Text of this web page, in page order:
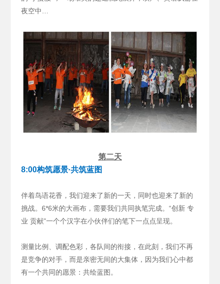
夜空中…
第二天
8:00构筑愿景·共筑蓝图
伴着鸟语花香，我们迎来了新的一天，同时也迎来了新的
挑战。6*6米的大画布，需要我们共同执笔完成。“创新 专
业 贡献”一个个汉字在小伙伴们的笔下一点点呈现。
测量比例、调配色彩，各队间的衔接，在此刻，我们不再
是竞争的对手，而是亲密无间的大集体，因为我们心中都
有一个共同的愿景：共绘蓝图。